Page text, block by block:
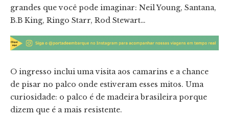
grandes que você pode imaginar: Neil Young, Santana,
B.B King, Ringo Starr, Rod Stewart…
O ingresso inclui uma visita aos camarins e a chance
de pisar no palco onde estiveram esses mitos. Uma
curiosidade: o palco é de madeira brasileira porque
dizem que é a mais resistente.